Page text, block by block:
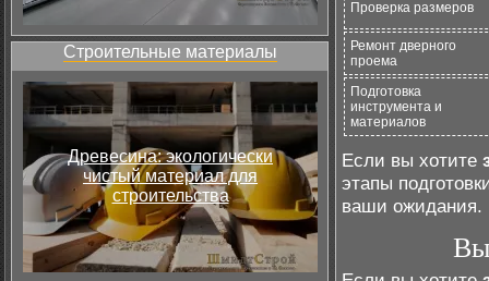
Строительные материалы
Древесина: экологически
чистый материал для
строительства
Проверка размеров
Ремонт дверного
проема
Подготовка
инструмента и
материалов
Если вы хотите
этапы
ваши ожидания.